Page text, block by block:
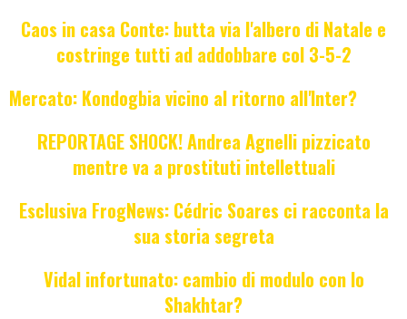
Caos in casa Conte: butta via l'albero di Natale e
costringe tutti ad addobbare col 3-5-2
Mercato: Kondogbia vicino al ritorno all'Inter?
REPORTAGE SHOCK! Andrea Agnelli pizzicato
mentre va a prostituti intellettuali
Esclusiva FrogNews: Cédric Soares ci racconta la
sua storia segreta
Vidal infortunato: cambio di modulo con lo
Shakhtar?